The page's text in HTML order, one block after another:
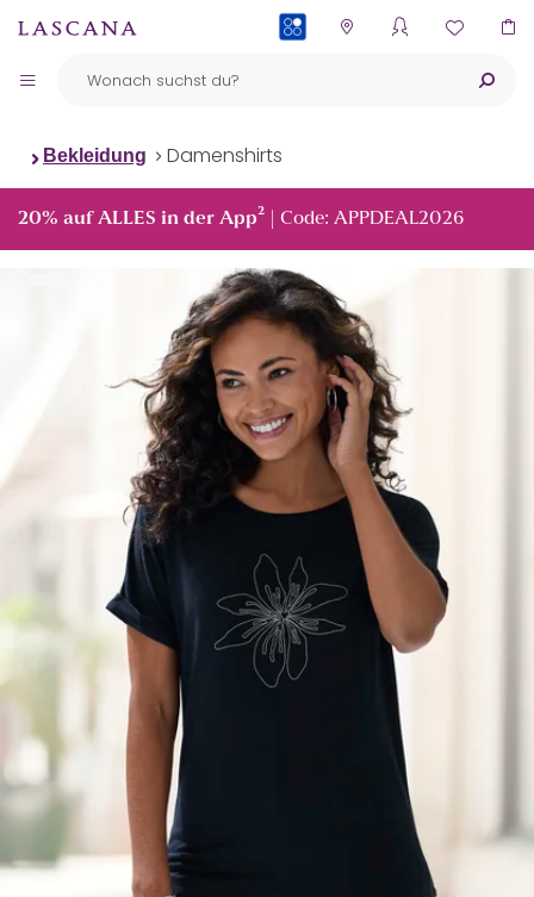
Bekleidung Damenshirts
20% auf ALLES in der App² | Code: APPDEAL2026